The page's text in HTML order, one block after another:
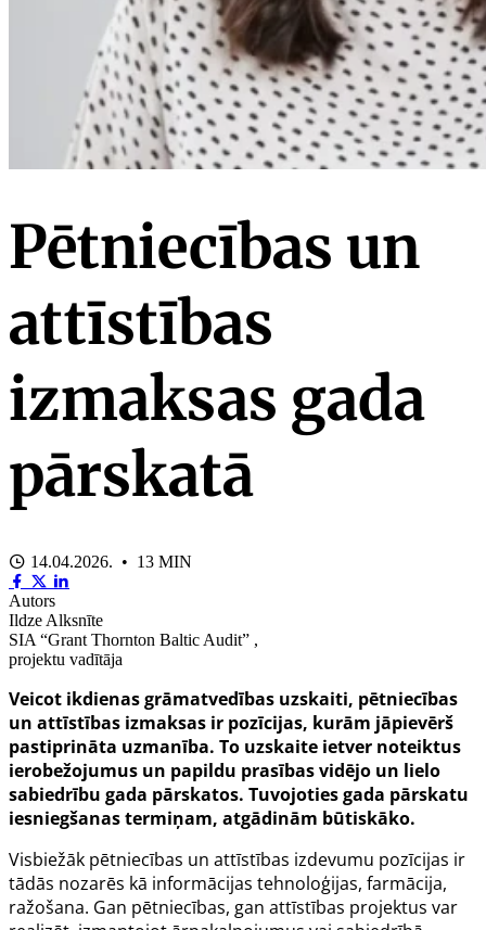
Pētniecības un
attīstības
izmaksas gada
pārskatā
14.04.2026. • 13 MIN
Autors
Ildze Alksnīte
SIA “Grant Thornton Baltic Audit” ,
projektu vadītāja
Veicot ikdienas grāmatvedības uzskaiti, pētniecības
un attīstības izmaksas ir pozīcijas, kurām jāpievērš
pastiprināta uzmanība. To uzskaite ietver noteiktus
ierobežojumus un papildu prasības vidējo un lielo
sabiedrību gada pārskatos. Tuvojoties gada pārskatu
iesniegšanas termiņam, atgādinām būtiskāko.
Visbiežāk pētniecības un attīstības izdevumu pozīcijas ir
tādās nozarēs kā informācijas tehnoloģijas, farmācija,
ražošana. Gan pētniecības, gan attīstības projektus var